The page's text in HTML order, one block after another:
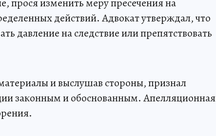
действий. Адвокат утверждал, что
давление на следствие или препятствовать
и выслушав стороны, признал
законным и обоснованным. Апелляционная